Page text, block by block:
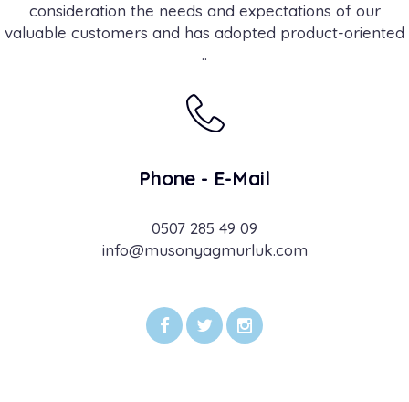
consideration the needs and expectations of our
valuable customers and has adopted product-oriented
..
Phone - E-Mail
0507 285 49 09
info@musonyagmurluk.com